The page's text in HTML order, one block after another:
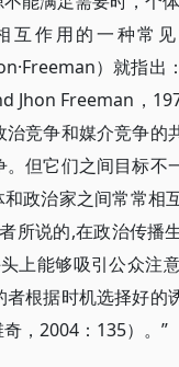
互作用的一种常
）就指
Jhon Freeman，
竞争和媒介竞争的
但它们之间目标不
政治家之间常常
所说的,在政治传播
上能够吸引公众注
根据时机选择好
，2004：135）。”